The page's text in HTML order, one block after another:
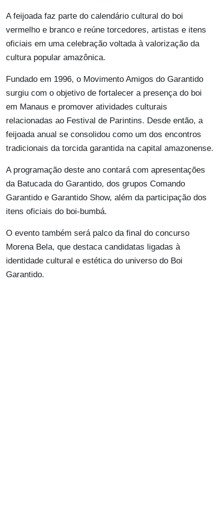
A feijoada faz parte do calendário cultural do boi
vermelho e branco e reúne torcedores, artistas e itens
oficiais em uma celebração voltada à valorização da
cultura popular amazônica.
Fundado em 1996, o Movimento Amigos do Garantido
surgiu com o objetivo de fortalecer a presença do boi
em Manaus e promover atividades culturais
relacionadas ao Festival de Parintins. Desde então, a
feijoada anual se consolidou como um dos encontros
tradicionais da torcida garantida na capital amazonense.
A programação deste ano contará com apresentações
da Batucada do Garantido, dos grupos Comando
Garantido e Garantido Show, além da participação dos
itens oficiais do boi-bumbá.
O evento também será palco da final do concurso
Morena Bela, que destaca candidatas ligadas à
identidade cultural e estética do universo do Boi
Garantido.